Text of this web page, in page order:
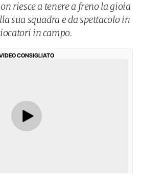
riesce a tenere a freno la gioia
sua squadra e da spettacolo in
in campo.
CONSIGLIATO